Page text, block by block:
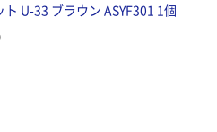
U-33 ブラウン ASYF301 1個